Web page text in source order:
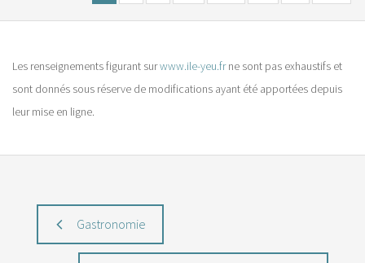
Les renseignements figurant surwww.ile-yeu.frne sont pas exhaustifs et
sont donnés sous réserve de modifications ayant été apportées depuis
leur mise en ligne.
Gastronomie